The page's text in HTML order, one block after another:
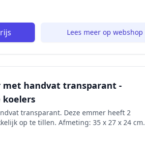
Lees meer op webshop
met handvat transparant -
koelers
transparant. Deze emmer heeft 2
op te tillen. Afmeting: 35 x 27 x 24 cm.